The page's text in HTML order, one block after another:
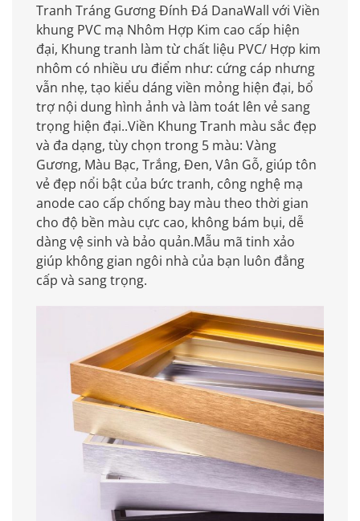
Tranh Tráng Gương Đính Đá DanaWall với Viền
khung PVC mạ Nhôm Hợp Kim cao cấp hiện
đại, Khung tranh làm từ chất liệu PVC/ Hợp kim
nhôm có nhiều ưu điểm như: cứng cáp nhưng
vẫn nhẹ, tạo kiểu dáng viền mỏng hiện đại, bổ
trợ nội dung hình ảnh và làm toát lên vẻ sang
trọng hiện đại..Viền Khung Tranh màu sắc đẹp
và đa dạng, tùy chọn trong 5 màu: Vàng
Gương, Màu Bạc, Trắng, Đen, Vân Gỗ, giúp tôn
vẻ đẹp nổi bật của bức tranh, công nghệ mạ
anode cao cấp chống bay màu theo thời gian
cho độ bền màu cực cao, không bám bụi, dễ
dàng vệ sinh và bảo quản.Mẫu mã tinh xảo
giúp không gian ngôi nhà của bạn luôn đẳng
cấp và sang trọng.